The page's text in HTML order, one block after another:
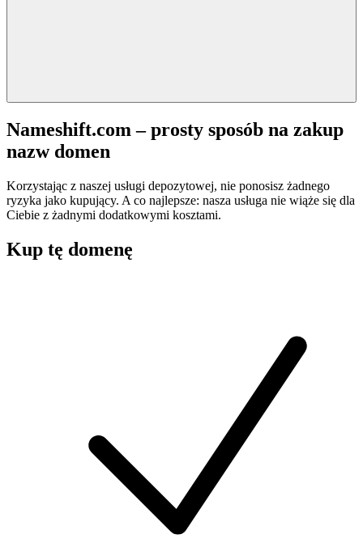
Nameshift.com – prosty sposób na zakup
nazw domen
Korzystając z naszej usługi depozytowej, nie ponosisz żadnego
ryzyka jako kupujący. A co najlepsze: nasza usługa nie wiąże się dla
Ciebie z żadnymi dodatkowymi kosztami.
Kup tę domenę